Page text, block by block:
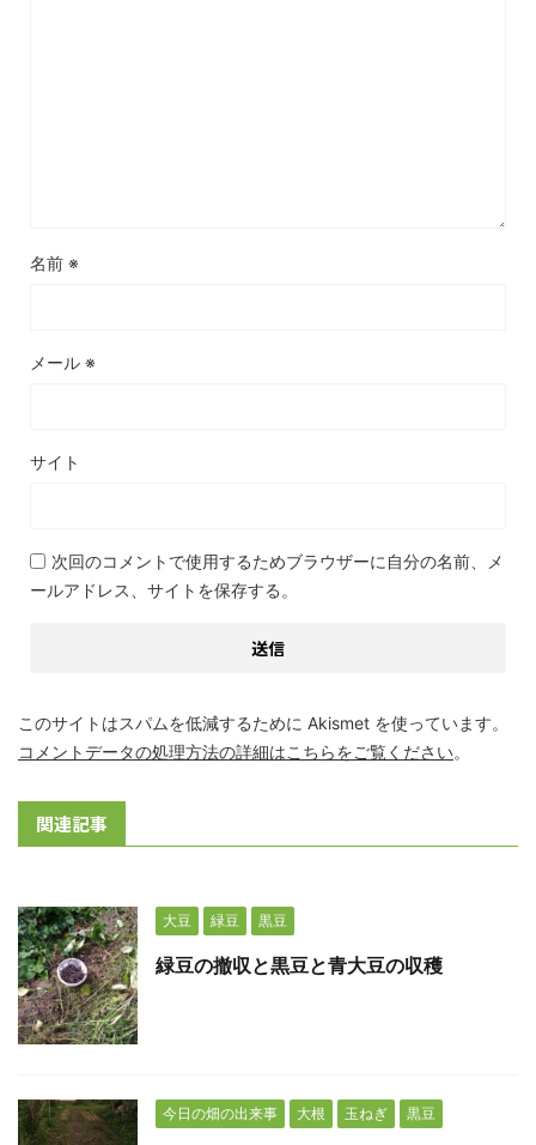
名前 ※
メール ※
サイト
次回のコメントで使用するためブラウザーに自分の名前、メ
ールアドレス、サイトを保存する。
このサイトはスパムを低減するために Akismet を使っています。
コメントデータの処理方法の詳細はこちらをご覧ください。
関連記事
大豆 緑豆 黒豆
緑豆の撤収と黒豆と青大豆の収穫
今日の畑の出来事 大根 玉ねぎ 黒豆